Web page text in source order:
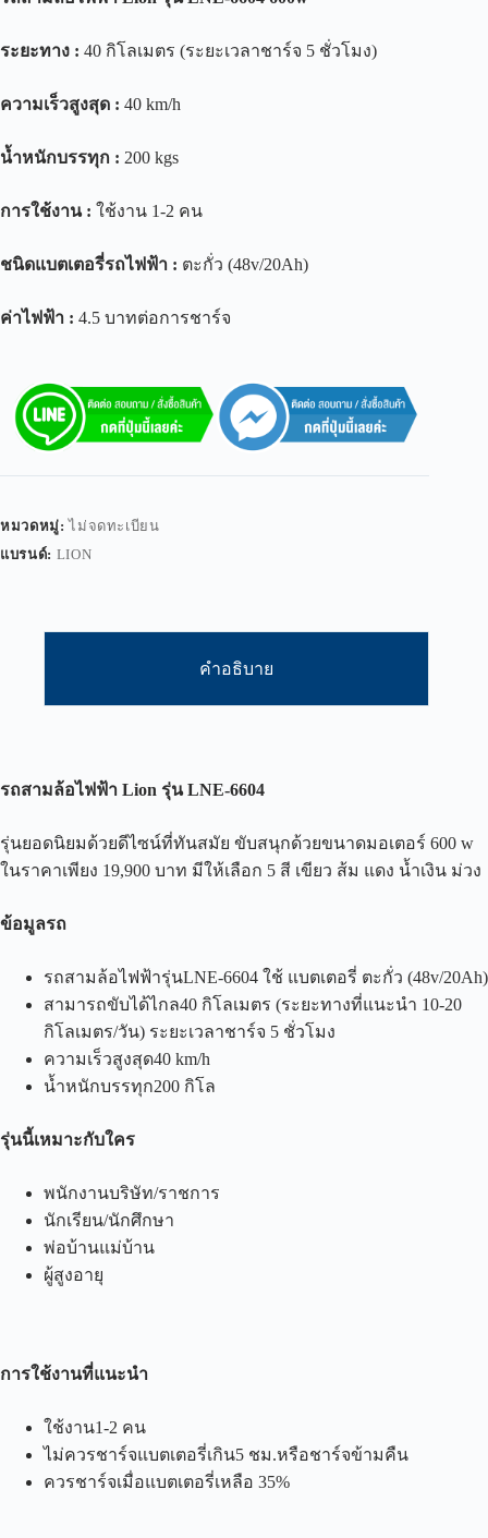
ระยะทาง : 40 กิโลเมตร (ระยะเวลาชาร์จ 5 ชั่วโมง)
ความเร็วสูงสุด : 40 km/h
น้ำหนักบรรทุก : 200 kgs
การใช้งาน: ใช้งาน 1-2 คน
ชนิดแบตเตอรี่รถไฟฟ้า : ตะกั่ว (48v/20Ah)
ค่าไฟฟ้า : 4.5 บาทต่อการชาร์จ
หมวดหมู่:ไม่จดทะเบียน
แบรนด์: LION
คำอธิบาย
รถสามล้อไฟฟ้า Lion รุ่น LNE-6604
รุ่นยอดนิยมด้วยดีไซน์ที่ทันสมัย ขับสนุกด้วยขนาดมอเตอร์ 600 w
ในราคาเพียง 19,900 บาท มีให้เลือก 5 สี เขียว ส้ม แดง น้ำเงิน ม่วง
ข้อมูลรถ
รถสามล้อไฟฟ้ารุ่นLNE-6604 ใช้ แบตเตอรี่ ตะกั่ว (48v/20Ah)
สามารถขับได้ไกล40 กิโลเมตร (ระยะทางที่แนะนำ 10-20
กิโลเมตร/วัน) ระยะเวลาชาร์จ 5 ชั่วโมง
ความเร็วสูงสุด40 km/h
น้ำหนักบรรทุก200 กิโล
รุ่นนี้เหมาะกับใคร
พนักงานบริษัท/ราชการ
นักเรียน/นักศึกษา
พ่อบ้านแม่บ้าน
ผู้สูงอายุ
การใช้งานที่แนะนำ
ใช้งาน1-2 คน
ไม่ควรชาร์จแบตเตอรี่เกิน5 ชม.หรือชาร์จข้ามคืน
ควรชาร์จเมื่อแบตเตอรี่เหลือ 35%